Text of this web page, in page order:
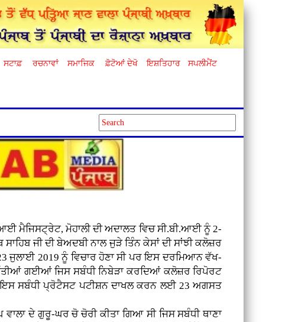
ਸਟਾਫ਼ ਰਚਨਾਵਾਂ ਸਮਾਜਿਕ ਫ਼ੋਟੋਆਂ ਦੇਖੋ ਇਸ਼ਤਿਹਾਰ ਸਪਲੀਮੈਂਟ
ਮੈਜਿਸਟ੍ਰੇਟ, ਮੋਹਾਲੀ ਦੀ ਅਦਾਲਤ ਵਿਚ ਸੀ.ਬੀ.ਆਈ ਨੂੰ 2-
ਜੀ ਦੀ ਬੇਅਦਬੀ ਨਾਲ ਜੁੜੇ ਤਿੰਨ ਕੇਸਾਂ ਦੀ ਸਾਂਝੀ ਕਲੋਜ਼ਰ
ਜੁਲਾਈ 2019 ਨੂੰ ਵਿਚਾਰ ਹੋਣਾ ਸੀ ਪਰ ਇਸ ਦਰਮਿਆਨ ਵੱਖ-
ਗਈਆਂ ਜਿਸ ਸਬੰਧੀ ਨਿਬੇੜਾ ਕਰਦਿਆਂ ਕਲੋਜ਼ਰ ਰਿਪੋਰਟ
ਇਸ ਸਬੰਧੀ ਪ੍ਰੋਟੈਸਟ ਪਟੀਸ਼ਨ ਦਾਖਲ ਕਰਨ ਲਈ 23 ਅਗਸਤ
ਦੇ ਗੁਰੂ-ਘਰ ਚੋ ਚੋਰੀ ਕੀਤਾ ਗਿਆ ਸੀ ਜਿਸ ਸਬੰਧੀ ਥਾਣਾ